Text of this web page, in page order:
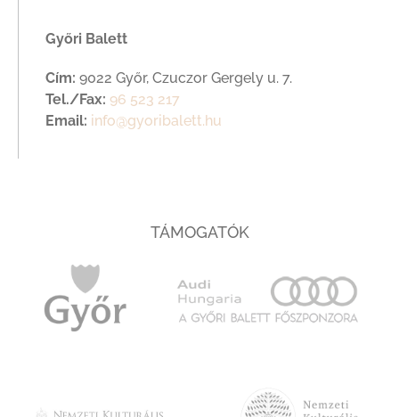
Győri Balett
Cím: 9022 Győr, Czuczor Gergely u. 7.
Tel./Fax: 96 523 217
Email: info@gyoribalett.hu
TÁMOGATÓK